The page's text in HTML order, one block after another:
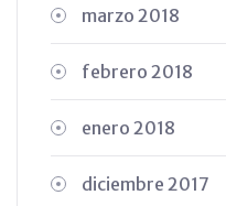
marzo 2018
febrero 2018
enero 2018
diciembre 2017